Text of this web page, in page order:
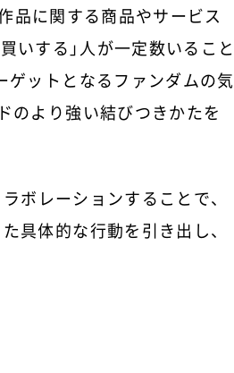
品に関する商品やサービス
いする」人が一定数いること
ゲットとなるファンダムの気
のより強い結びつきかたを
ボレーションすることで、
具体的な行動を引き出し、